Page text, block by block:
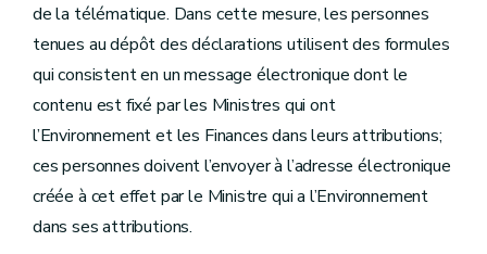
de la télématique. Dans cette mesure, les personnes
tenues au dépôt des déclarations utilisent des formules
qui consistent en un message électronique dont le
contenu est fixé par les Ministres qui ont
l’Environnement et les Finances dans leurs attributions;
ces personnes doivent l’envoyer à l’adresse électronique
créée à cet effet par le Ministre qui a l’Environnement
dans ses attributions.